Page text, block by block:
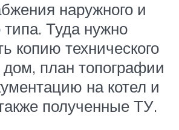
наружного и
типа. Туда нужно
копию технического
дом, план топографии
на котел и
полученные ТУ.